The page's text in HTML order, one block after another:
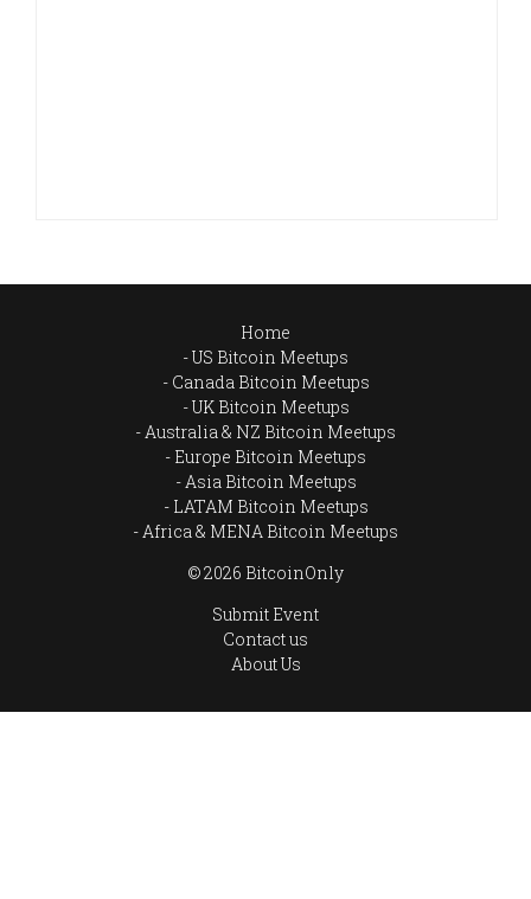
Home
US Bitcoin Meetups
Canada Bitcoin Meetups
UK Bitcoin Meetups
Australia & NZ Bitcoin Meetups
Europe Bitcoin Meetups
Asia Bitcoin Meetups
LATAM Bitcoin Meetups
Africa & MENA Bitcoin Meetups
© 2026 BitcoinOnly
Submit Event
Contact us
About Us